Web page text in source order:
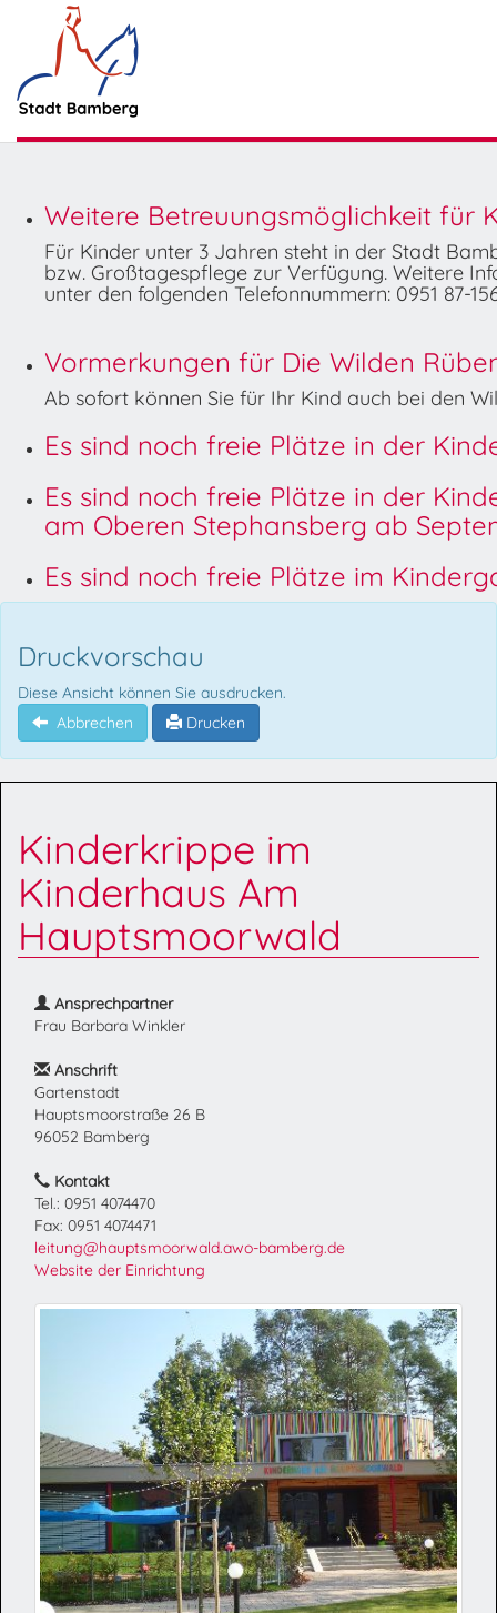
Weitere Betreuungsmöglichkeit für
Für Kinder unter 3 Jahren steht in der Stadt
bzw. Großtagespflege zur Verfügung. Weitere
unter den folgenden Telefonnummern: 0951 87-
Vormerkungen für Die Wilden
Ab sofort können Sie für Ihr Kind auch bei den
Es sind noch freie Plätze in der
Es sind noch freie Plätze in der
am Oberen Stephansberg ab
Es sind noch freie Plätze im
Druckvorschau
Diese Ansicht können Sie ausdrucken.
Abbrechen
Drucken
Kinderkrippe im
Kinderhaus Am
Hauptsmoorwald
Ansprechpartner
Frau Barbara Winkler
Anschrift
Gartenstadt
Hauptsmoorstraße 26 B
96052 Bamberg
Kontakt
Tel.: 0951 4074470
Fax: 0951 4074471
leitung@hauptsmoorwald.awo-bamberg.de
Website der Einrichtung